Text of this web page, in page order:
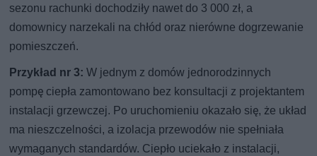
sezonu rachunki dochodziły nawet do 3 000 zł, a
domownicy narzekali na chłód oraz nierówne dogrzewanie
pomieszczeń.
Przykład nr 3: W jednym z domów jednorodzinnych
pompę ciepła zamontowano bez konsultacji z projektantem
instalacji grzewczej. Po uruchomieniu okazało się, że układ
ma nieszczelności, a izolacja przewodów nie spełniała
wymaganych standardów. Ciepło uciekało z instalacji,